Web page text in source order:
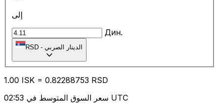
إلى
Дин.
RSD - الدينار الصربي
1.00 ISK = 0.82288753 RSD
سعر السوق المتوسط في 02:53 UTC